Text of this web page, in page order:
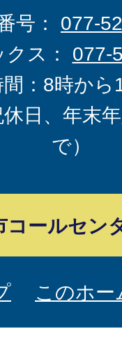
号： 077-
ス： 077-
間：8時から
休日、年末
で）
コールセン
このホ